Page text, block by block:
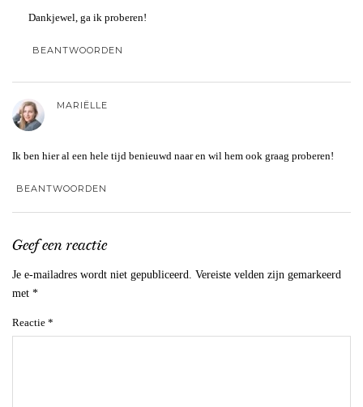
Dankjewel, ga ik proberen!
BEANTWOORDEN
MARIËLLE
Ik ben hier al een hele tijd benieuwd naar en wil hem ook graag proberen!
BEANTWOORDEN
Geef een reactie
Je e-mailadres wordt niet gepubliceerd. Vereiste velden zijn gemarkeerd
met *
Reactie *